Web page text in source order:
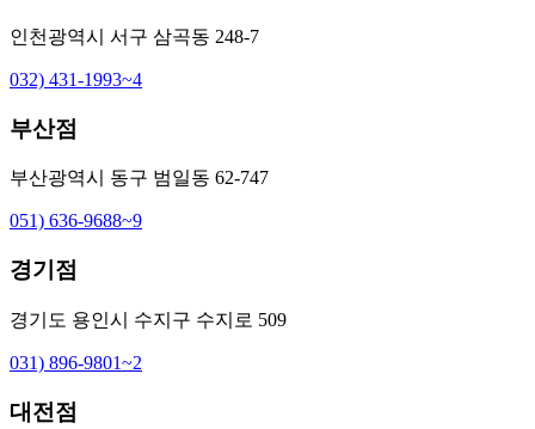
인천광역시 서구 삼곡동 248-7
032) 431-1993~4
부산점
부산광역시 동구 범일동 62-747
051) 636-9688~9
경기점
경기도 용인시 수지구 수지로 509
031) 896-9801~2
대전점